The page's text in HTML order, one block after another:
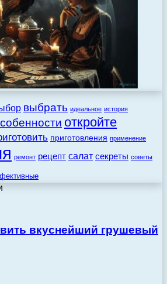
выбрать идеальное история
откройте
приготовления применение
ремонт рецепт салат секреты советы
вкуснейший грушевый